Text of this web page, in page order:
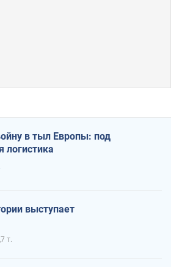
в тыл Европы: под
логистика
выступает
т.